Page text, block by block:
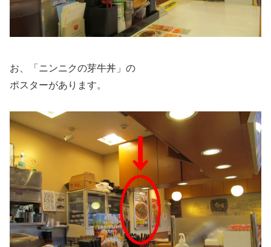
お、「ニンニクの芽牛丼」の
ポスターがあります。